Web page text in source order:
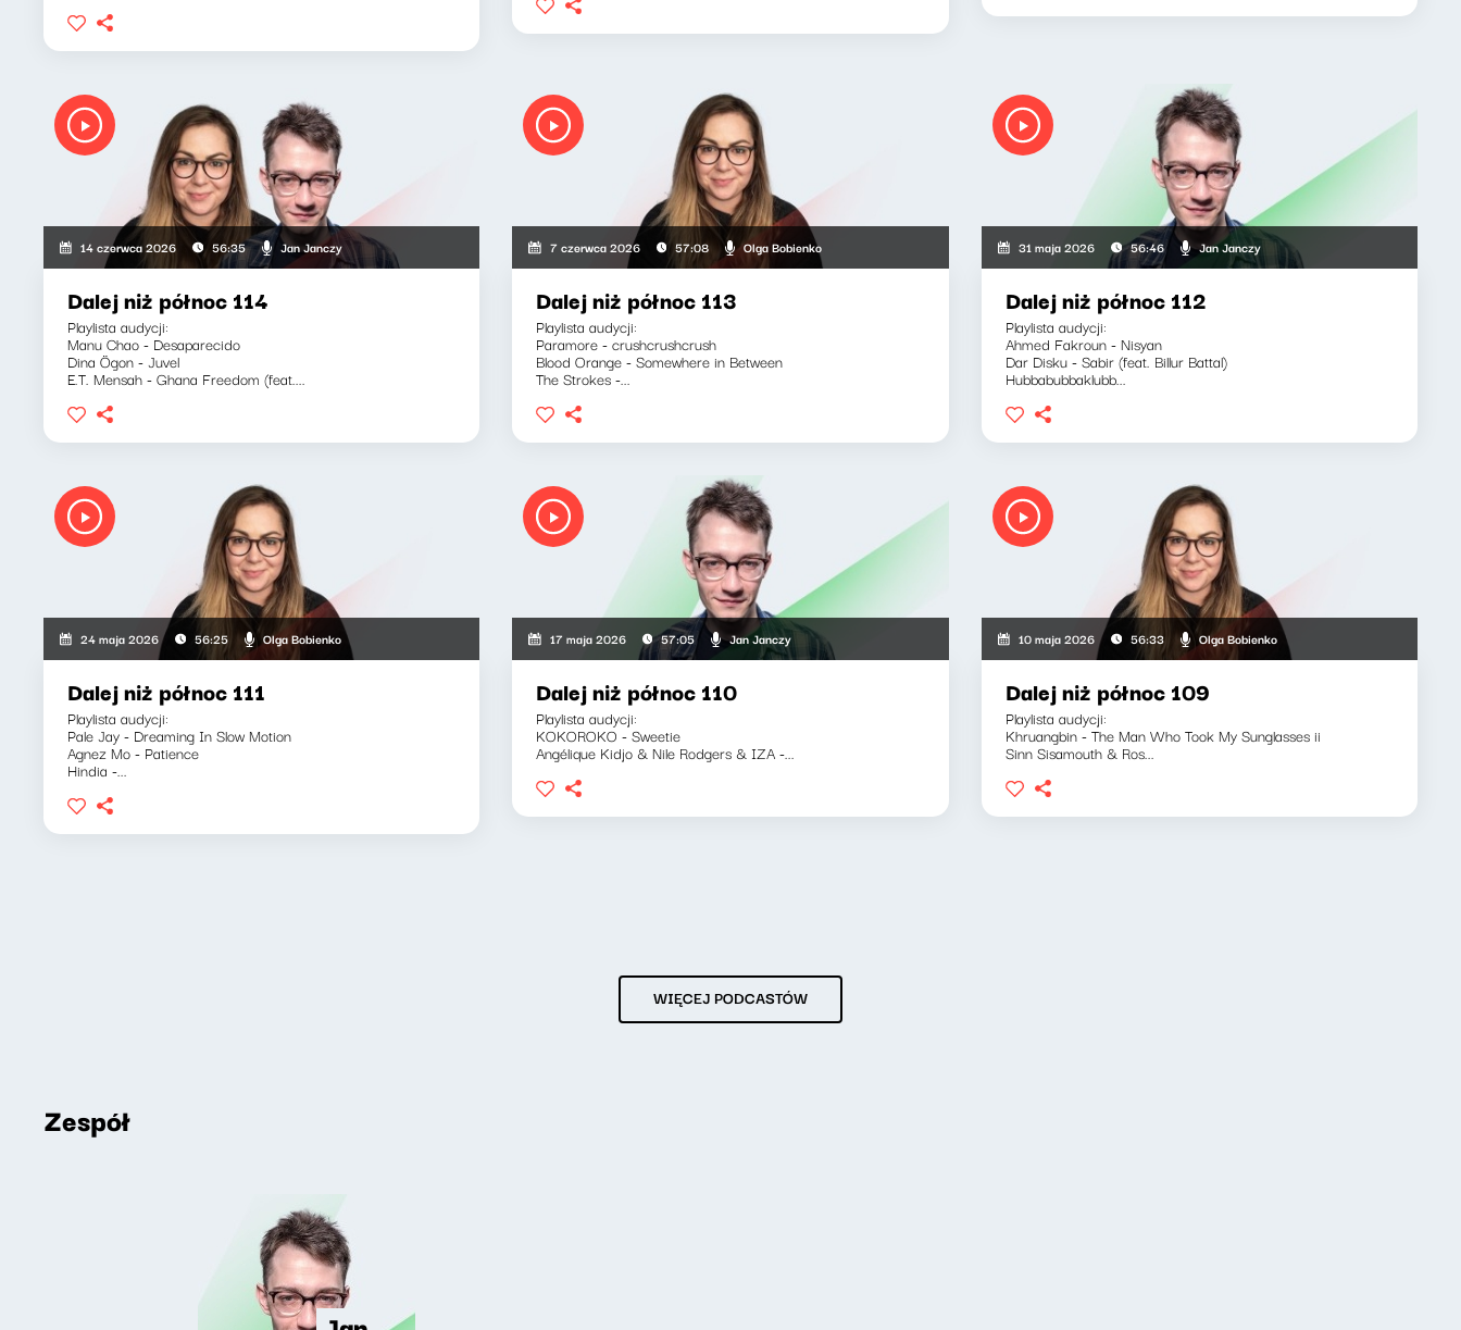
14 czerwca 2026 56:35 Jan Janczy
Dalej niż północ 114
Playlista audycji:
Manu Chao - Desaparecido
Dina Ögon - Juvel
E.T. Mensah - Ghana Freedom (feat....
7 czerwca 2026 57:08 Olga Bobienko
Dalej niż północ 113
Playlista audycji:
Paramore - crushcrushcrush
Blood Orange - Somewhere in Between
The Strokes -...
31 maja 2026 56:46 Jan Janczy
Dalej niż północ 112
Playlista audycji:
Ahmed Fakroun - Nisyan
Dar Disku - Sabir (feat. Billur Battal)
Hubbabubbaklubb...
24 maja 2026 56:25 Olga Bobienko
Dalej niż północ 111
Playlista audycji:
Pale Jay - Dreaming In Slow Motion
Agnez Mo - Patience
Hindia -...
17 maja 2026 57:05 Jan Janczy
Dalej niż północ 110
Playlista audycji:
KOKOROKO - Sweetie
Angélique Kidjo & Nile Rodgers & IZA -...
10 maja 2026 56:33 Olga Bobienko
Dalej niż północ 109
Playlista audycji:
Khruangbin - The Man Who Took My Sunglasses ii
Sinn Sisamouth & Ros...
WIĘCEJ PODCASTÓW
Zespół